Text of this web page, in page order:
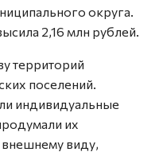
округа.
2,16 млн рублей.
территорий
поселений.
индивидуальные
их
внешнему виду,